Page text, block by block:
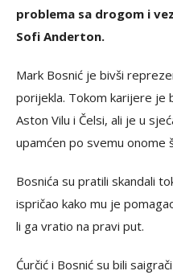
problema sa drogom i
Sofi Anderton.
Mark Bosnić je bivši
porijekla. Tokom karijere je
Aston Vilu i Čelsi, ali je u
upamćen po svemu onome
Bosnića su pratili skandali
ispričao kako mu je
li ga vratio na pravi put.
Ćurčić i Bosnić su bili